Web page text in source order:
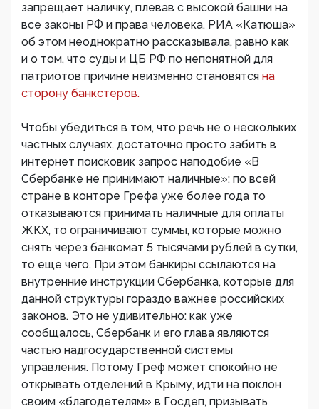
запрещает наличку, плевав с высокой башни на
все законы РФ и права человека. РИА «Катюша»
об этом неоднократно рассказывала, равно как
и о том, что суды и ЦБ РФ по непонятной для
патриотов причине неизменно становятся на
сторону банкстеров.
Чтобы убедиться в том, что речь не о нескольких
частных случаях, достаточно просто забить в
интернет поисковик запрос наподобие «В
Сбербанке не принимают наличные»: по всей
стране в конторе Грефа уже более года то
отказываются принимать наличные для оплаты
ЖКХ, то ограничивают суммы, которые можно
снять через банкомат 5 тысячами рублей в сутки,
то еще чего. При этом банкиры ссылаются на
внутренние инструкции Сбербанка, которые для
данной структуры гораздо важнее российских
законов. Это не удивительно: как уже
сообщалось, Сбербанк и его глава являются
частью надгосударственной системы
управления. Потому Греф может спокойно не
открывать отделений в Крыму, идти на поклон
своим «благодетелям» в Госдеп, призывать